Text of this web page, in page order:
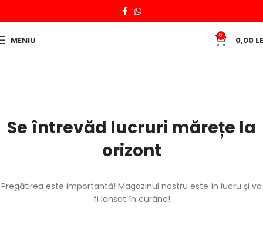
MENIU 0 0,00
Se întrevăd lucruri mărețe la
orizont
Pregătirea este importantă! Magazinul nostru este în lucru și va
fi lansat în curând!